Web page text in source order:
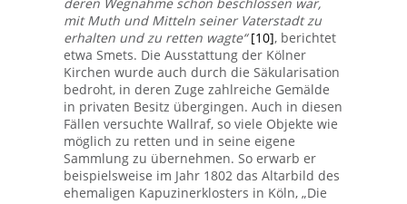
mit Muth und Mitteln seiner Vaterstadt zu
erhalten und zu retten wagte“ [10], berichtet
etwa Smets. Die Ausstattung der Kölner
Kirchen wurde auch durch die Säkularisation
bedroht, in deren Zuge zahlreiche Gemälde
in privaten Besitz übergingen. Auch in diesen
Fällen versuchte Wallraf, so viele Objekte wie
möglich zu retten und in seine eigene
Sammlung zu übernehmen. So erwarb er
beispielsweise im Jahr 1802 das Altarbild des
ehemaligen Kapuzinerklosters in Köln, „Die